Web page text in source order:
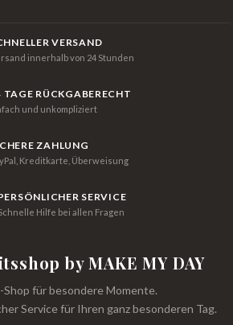
VERSAND
innerhalb von 24 Stunden
TAGE RÜCKGABERECHT
und unkompliziert
ZAHLUNG
Kreditkarte, Überweisung
SERVICE
Hilfe bei allen Fragen
by MAKE MY DAY
für besondere Momente.
Service für Ihren ganz besonderen Tag.